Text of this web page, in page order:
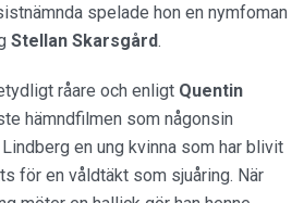
spelade hon en nymfoman
Stellan Skarsgård.
råare och enligt Quentin
hämndfilmen som någonsin
en ung kvinna som har blivit
för en våldtäkt som sjuåring. När